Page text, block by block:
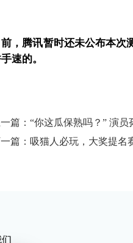
，腾讯暂时还未公布本次
速的。
一篇：“你这瓜保熟吗？” 演
篇：吸猫人必玩，大奖提名